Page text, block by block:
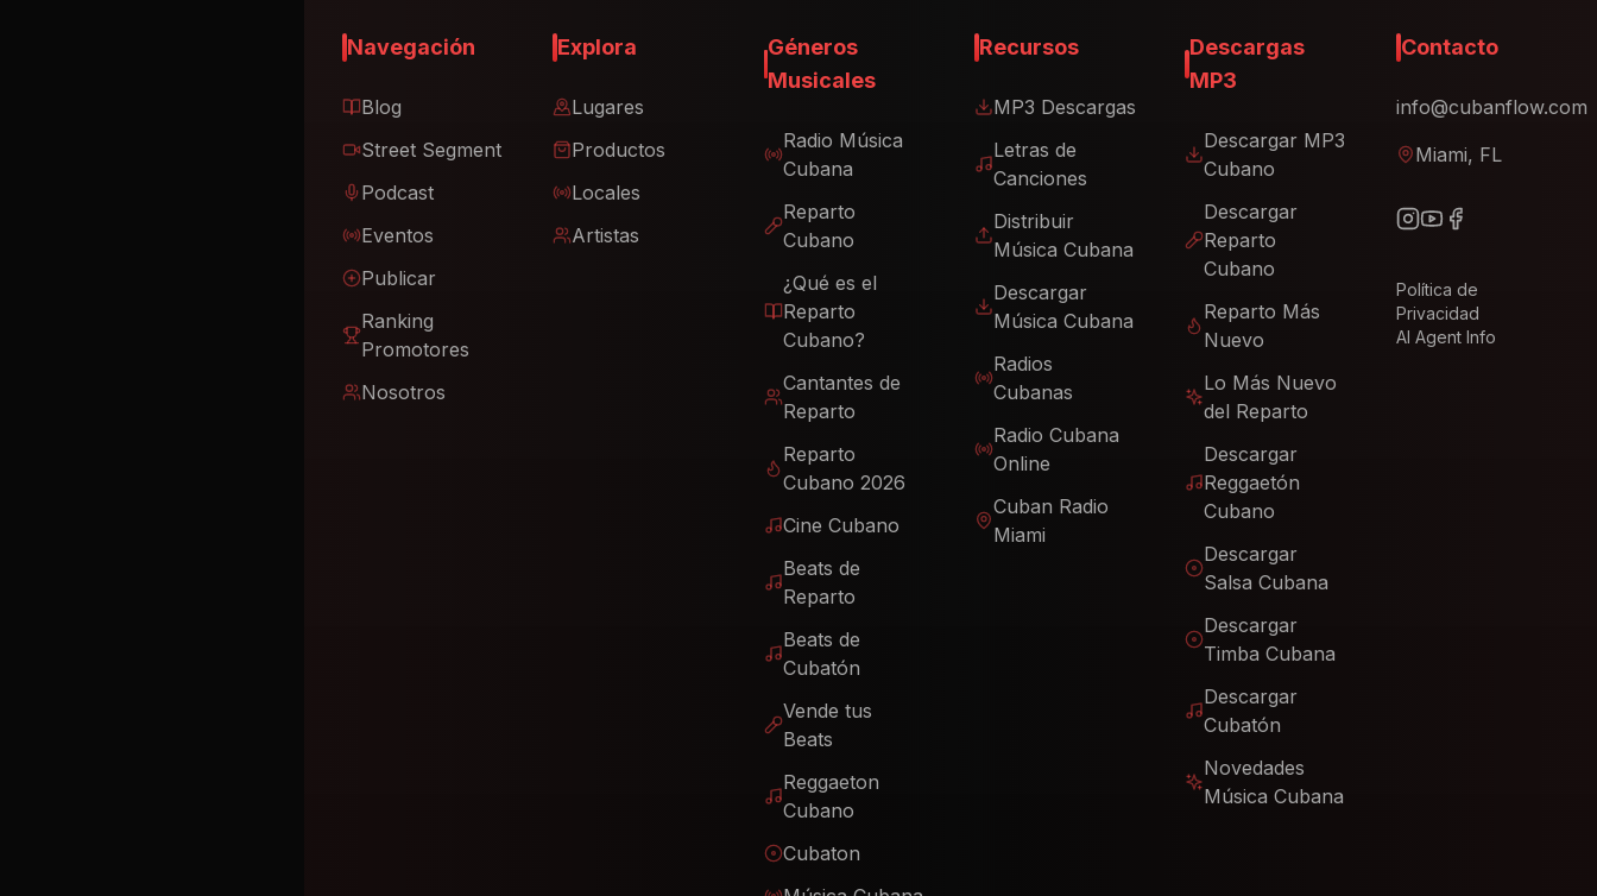
Navegación
Blog
Street Segment
Podcast
Eventos
Publicar
Ranking
Promotores
Nosotros
Explora
Lugares
Productos
Locales
Artistas
Géneros
Musicales
Radio Música
Cubana
Reparto
Cubano
¿Qué es el
Reparto
Cubano?
Cantantes de
Reparto
Reparto
Cubano 2026
Cine Cubano
Beats de
Reparto
Beats de
Cubatón
Vende tus
Beats
Reggaeton
Cubano
Cubaton
Recursos
MP3 Descargas
Letras de
Canciones
Distribuir
Música Cubana
Descargar
Música Cubana
Radios
Cubanas
Radio Cubana
Online
Cuban Radio
Miami
Descargas
MP3
Descargar MP3
Cubano
Descargar
Reparto
Cubano
Reparto Más
Nuevo
Lo Más Nuevo
del Reparto
Descargar
Reggaetón
Cubano
Descargar
Salsa Cubana
Descargar
Timba Cubana
Descargar
Cubatón
Novedades
Música Cubana
Contacto
info@cubanflow.com
Miami, FL
Política de
Privacidad
AI Agent Info